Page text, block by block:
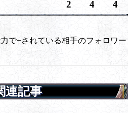
2 4 4
で+されている相手のフォロワー
連記事